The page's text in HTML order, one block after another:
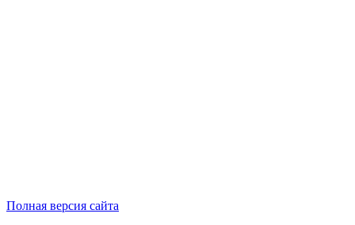
Полная версия сайта